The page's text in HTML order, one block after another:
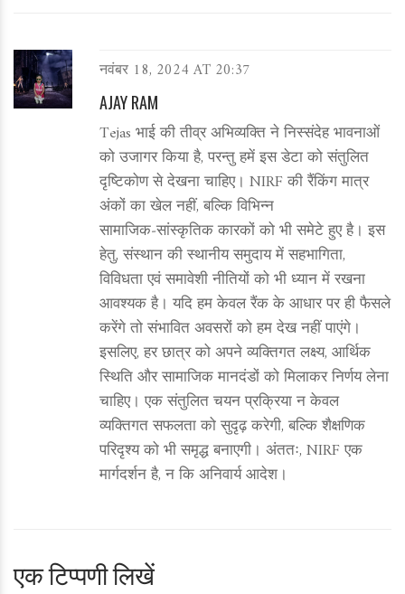
नवंबर 18, 2024 AT 20:37
AJAY RAM
Tejas भाई की तीव्र अभिव्यक्ति ने निस्संदेह भावनाओं
को उजागर किया है, परन्तु हमें इस डेटा को संतुलित
दृष्टिकोण से देखना चाहिए। NIRF की रैंकिंग मात्र
अंकों का खेल नहीं, बल्कि विभिन्न
सामाजिक‑सांस्कृतिक कारकों को भी समेटे हुए है। इस
हेतु, संस्थान की स्थानीय समुदाय में सहभागिता,
विविधता एवं समावेशी नीतियों को भी ध्यान में रखना
आवश्यक है। यदि हम केवल रैंक के आधार पर ही फैसले
करेंगे तो संभावित अवसरों को हम देख नहीं पाएंगे।
इसलिए, हर छात्र को अपने व्यक्तिगत लक्ष्य, आर्थिक
स्थिति और सामाजिक मानदंडों को मिलाकर निर्णय लेना
चाहिए। एक संतुलित चयन प्रक्रिया न केवल
व्यक्तिगत सफलता को सुदृढ़ करेगी, बल्कि शैक्षणिक
परिदृश्य को भी समृद्ध बनाएगी। अंततः, NIRF एक
मार्गदर्शन है, न कि अनिवार्य आदेश।
एक टिप्पणी लिखें